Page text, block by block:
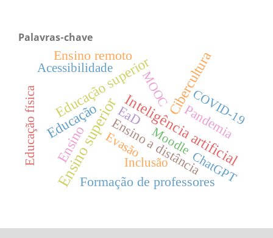
Palavras-chave
Ensino superiorInteligência artificial
Educação
Ensino
Cibercultura
Educação superior
EaD
Ensino a distânciaPandemia
Ensino remoto
Formação de professores
Inclusão
Acessibilidade
COVID-19
MOOC
Educação física Evasão Moodle
ChatGPT